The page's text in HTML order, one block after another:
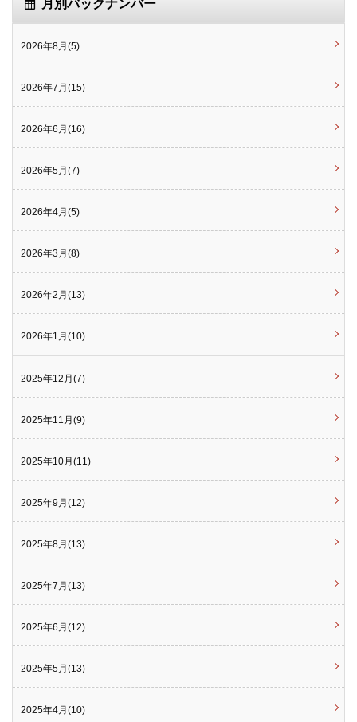
月別バックナンバー
2026年8月(5)
2026年7月(15)
2026年6月(16)
2026年5月(7)
2026年4月(5)
2026年3月(8)
2026年2月(13)
2026年1月(10)
2025年12月(7)
2025年11月(9)
2025年10月(11)
2025年9月(12)
2025年8月(13)
2025年7月(13)
2025年6月(12)
2025年5月(13)
2025年4月(10)